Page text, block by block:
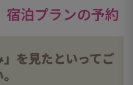
泊プランの予約
」を見たといってご